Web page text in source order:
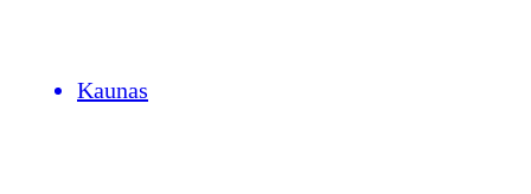
Kaunas